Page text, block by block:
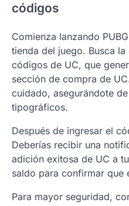
códigos
Comienza lanzando
tienda del juego. Busca
códigos de UC, que
sección de compra de
cuidado, asegurándote
tipográficos.
Después de ingresar el
Deberías recibir una
adición exitosa de UC a
saldo para confirmar que
Para mayor seguridad,